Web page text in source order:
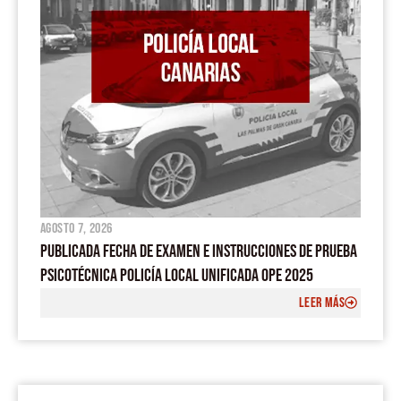
agosto 7, 2026
PUBLICADA FECHA DE EXAMEN E INSTRUCCIONES DE PRUEBA
PSICOTÉCNICA POLICÍA LOCAL UNIFICADA OPE 2025
LEER MÁS